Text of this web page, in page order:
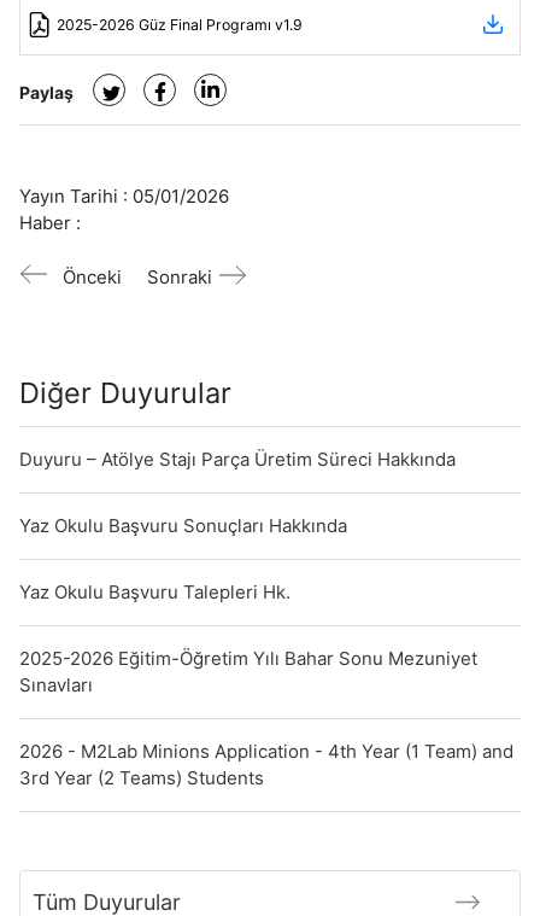
2025-2026 Güz Final Programı v1.9
Paylaş
Yayın Tarihi : 05/01/2026
Haber :
Önceki Sonraki
Diğer Duyurular
Duyuru – Atölye Stajı Parça Üretim Süreci Hakkında
Yaz Okulu Başvuru Sonuçları Hakkında
Yaz Okulu Başvuru Talepleri Hk.
2025-2026 Eğitim-Öğretim Yılı Bahar Sonu Mezuniyet
Sınavları
2026 - M2Lab Minions Application - 4th Year (1 Team) and
3rd Year (2 Teams) Students
Tüm Duyurular